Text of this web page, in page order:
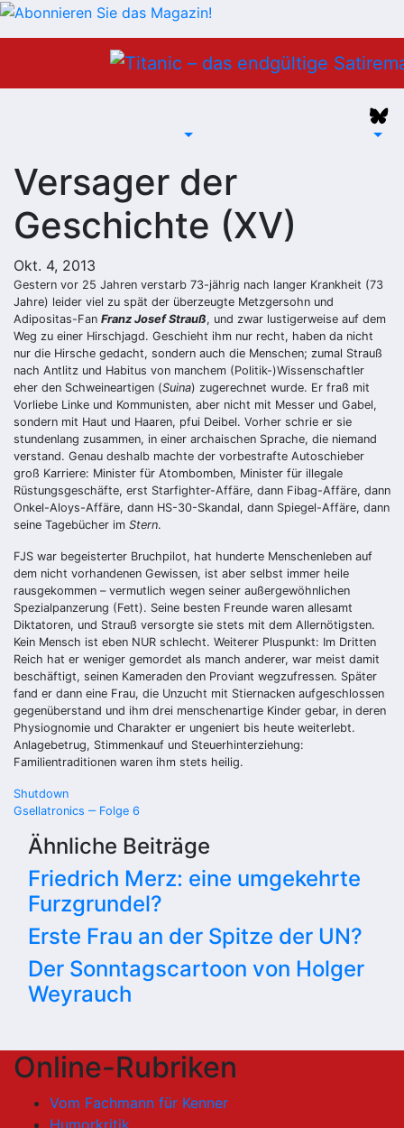
Versager der
Geschichte (XV)
Okt. 4, 2013
Gestern vor 25 Jahren verstarb 73-jährig nach langer Krankheit (73
Jahre) leider viel zu spät der überzeugte Metzgersohn und
Adipositas-Fan Franz Josef Strauß, und zwar lustigerweise auf dem
Weg zu einer Hirschjagd. Geschieht ihm nur recht, haben da nicht
nur die Hirsche gedacht, sondern auch die Menschen; zumal Strauß
nach Antlitz und Habitus von manchem (Politik-)Wissenschaftler
eher den Schweineartigen (Suina) zugerechnet wurde. Er fraß mit
Vorliebe Linke und Kommunisten, aber nicht mit Messer und Gabel,
sondern mit Haut und Haaren, pfui Deibel. Vorher schrie er sie
stundenlang zusammen, in einer archaischen Sprache, die niemand
verstand. Genau deshalb machte der vorbestrafte Autoschieber
groß Karriere: Minister für Atombomben, Minister für illegale
Rüstungsgeschäfte, erst Starfighter-Affäre, dann Fibag-Affäre, dann
Onkel-Aloys-Affäre, dann HS-30-Skandal, dann Spiegel-Affäre, dann
seine Tagebücher im Stern.
FJS war begeisterter Bruchpilot, hat hunderte Menschenleben auf
dem nicht vorhandenen Gewissen, ist aber selbst immer heile
rausgekommen – vermutlich wegen seiner außergewöhnlichen
Spezialpanzerung (Fett). Seine besten Freunde waren allesamt
Diktatoren, und Strauß versorgte sie stets mit dem Allernötigsten.
Kein Mensch ist eben NUR schlecht. Weiterer Pluspunkt: Im Dritten
Reich hat er weniger gemordet als manch anderer, war meist damit
beschäftigt, seinen Kameraden den Proviant wegzufressen. Später
fand er dann eine Frau, die Unzucht mit Stiernacken aufgeschlossen
gegenüberstand und ihm drei menschenartige Kinder gebar, in deren
Physiognomie und Charakter er ungeniert bis heute weiterlebt.
Anlagebetrug, Stimmenkauf und Steuerhinterziehung:
Familientraditionen waren ihm stets heilig.
Beitragsnavigation
Shutdown
Gsellatronics ‒ Folge 6
Ähnliche Beiträge
Friedrich Merz: eine umgekehrte
Furzgrundel?
Erste Frau an der Spitze der UN?
Der Sonntagscartoon von Holger
Weyrauch
Online-Rubriken
Vom Fachmann für Kenner
Humorkritik